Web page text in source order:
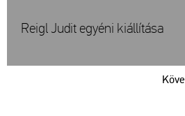
Reigl Judit egyéni kiállítása